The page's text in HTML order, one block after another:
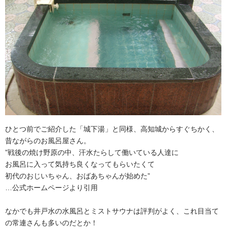
ひとつ前でご紹介した「城下湯」と同様、高知城からすぐちかく、
昔ながらのお風呂屋さん。
”戦後の焼け野原の中、汗水たらして働いている人達に
お風呂に入って気持ち良くなってもらいたくて
初代のおじいちゃん、おばあちゃんが始めた”
…公式ホームページより引用
なかでも井戸水の水風呂とミストサウナは評判がよく、これ目当て
の常連さんも多いのだとか！